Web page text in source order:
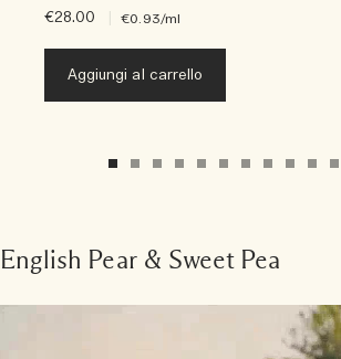
€28.00 €0.93/ml
Aggiungi al carrello
English Pear & Sweet Pea